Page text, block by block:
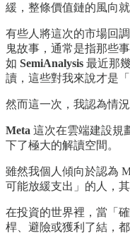
緩，整條價值鏈的風向就
有些人將這次的市場回調
鬼故事，通常是指那些
如 SemiAnalysis 最近那
讀，這些對我來說才是「
然而這一次，我認為情況
Meta 這次在雲端建設規
下了極大的解讀空間。
雖然我個人傾向於認為
可能放緩支出」的人，
在投資的世界裡，當「
桿、避險或獲利了結，